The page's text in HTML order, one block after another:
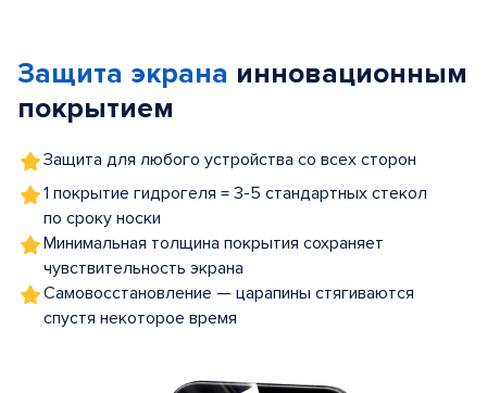
5
Защита экрана инновационным
покрытием
Защита для любого устройства со всех сторон
1 покрытие гидрогеля = 3-5 стандартных стекол
по сроку носки
Минимальная толщина покрытия сохраняет
чувствительность экрана
Самовосстановление — царапины стягиваются
спустя некоторое время